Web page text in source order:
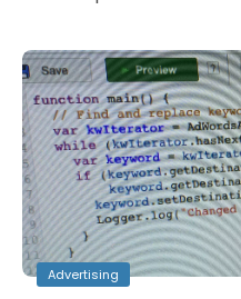
Advertising